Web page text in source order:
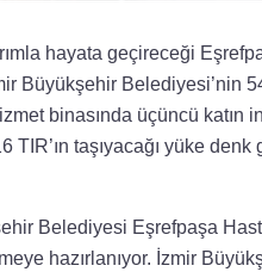
hayata geçireceği
Büyükşehir Belediyesi’nin
binasında üçüncü katın
taşıyacağı yüke
Belediyesi Eşrefpaşa
hazırlanıyor. İzmir